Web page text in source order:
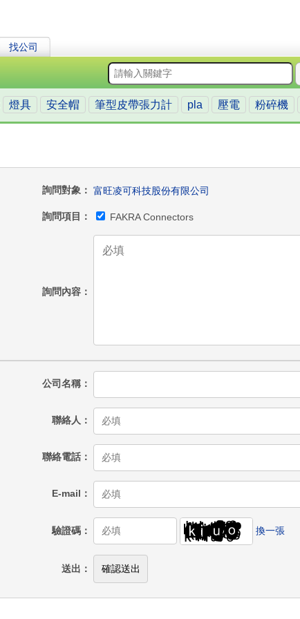
找公司
燈具 安全帽 筆型皮帶張力計 pla 壓電 粉碎機
詢問對象 富旺凌可科技股份有限公司
詢問項目 FAKRA Connectors
詢問內容
公司名稱
聯絡人
聯絡電話
E-mail
驗證碼 換一張
送出 確認送出